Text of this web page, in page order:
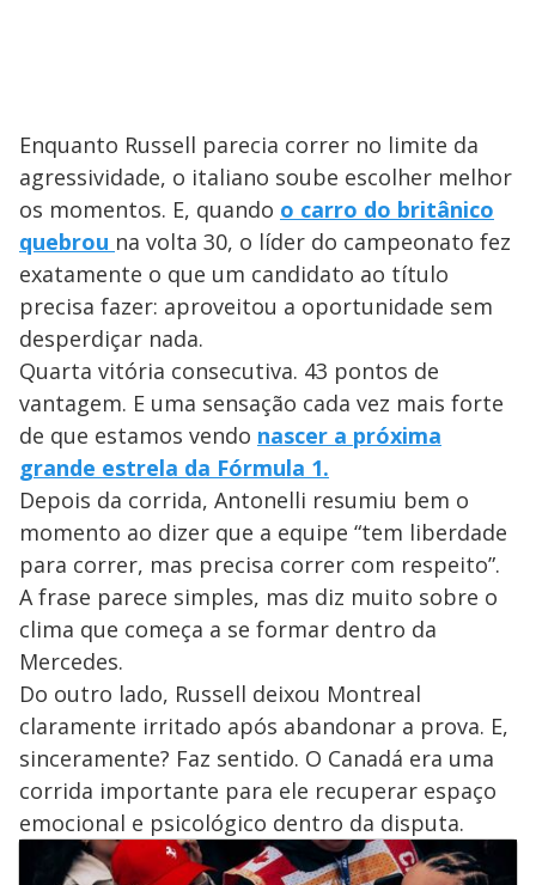
Enquanto Russell parecia correr no limite da
agressividade, o italiano soube escolher melhor
os momentos. E, quando o carro do britânico
quebrou na volta 30, o líder do campeonato fez
exatamente o que um candidato ao título
precisa fazer: aproveitou a oportunidade sem
desperdiçar nada.
Quarta vitória consecutiva. 43 pontos de
vantagem. E uma sensação cada vez mais forte
de que estamos vendo nascer a próxima
grande estrela da Fórmula 1.
Depois da corrida, Antonelli resumiu bem o
momento ao dizer que a equipe “tem liberdade
para correr, mas precisa correr com respeito”.
A frase parece simples, mas diz muito sobre o
clima que começa a se formar dentro da
Mercedes.
Do outro lado, Russell deixou Montreal
claramente irritado após abandonar a prova. E,
sinceramente? Faz sentido. O Canadá era uma
corrida importante para ele recuperar espaço
emocional e psicológico dentro da disputa.